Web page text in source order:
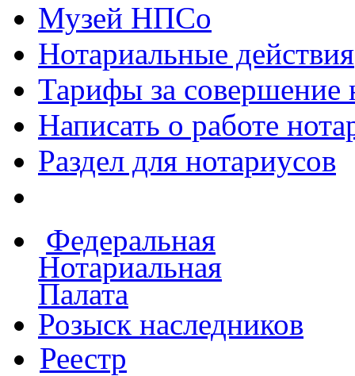
Музей НПСо
Нотариальные действия
Тарифы за совершение
Написать о работе
Раздел для нотариусов
Федеральная
Нотариальная
Палата
Розыск наследников
Реестр